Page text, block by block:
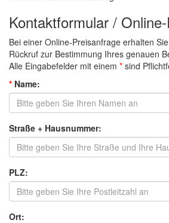
Kontaktformular /
Bei einer Online-Preisanfrage erhalten
Rückruf zur Bestimmung Ihres genauen
Alle Eingabefelder mit einem * sind
* Name:
Straße + Hausnummer:
PLZ:
Ort: